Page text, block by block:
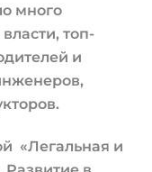
много
топ-
и
«Легальная и